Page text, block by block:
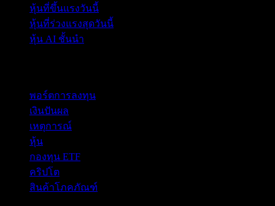
หุ้นที่ขึ้นแรงวันนี้
หุ้นที่ร่วงแรงสุดวันนี้
หุ้น AI ชั้นนำ
พอร์ตการลงทุน
เงินปันผล
เหตุการณ์
หุ้น
กองทุน ETF
คริปโต
สินค้าโภคภัณฑ์